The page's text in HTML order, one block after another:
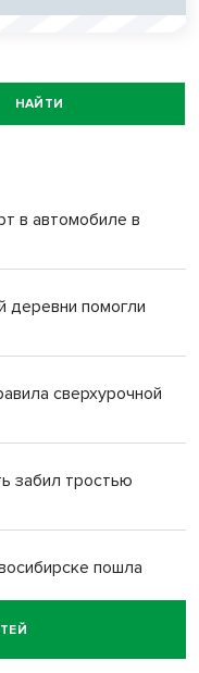
НАЙТИ
в автомобиле в
деревни помогли
сверхурочной
забил тростью
пошла
в травмпункте